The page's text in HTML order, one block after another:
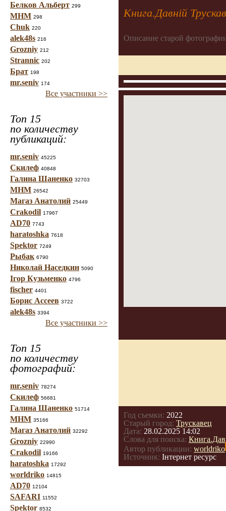
Белков Альберт 299
МНМ 298
Chuk 220
alek48s 216
Grozniy 212
Strannic 202
Брат 198
mr.seniv 174
Все участники >>
Топ 15
по количеству
публикаций:
mr.seniv 45225
Скилеф 40848
Галина Шаненко 32703
МНМ 26542
Магаз Анатолий 25449
Crakodil 17967
AD70 7743
haratoshka 7618
Spektor 7249
Рыбак 6790
Николай Наседкин 5090
Ігор Кузьменко 4796
fischer 4401
Борис Ассеев 3722
alek48s 3394
Все участники >>
Топ 15
по количеству
фотографий:
mr.seniv 78274
Скилеф 56681
Галина Шаненко 51714
МНМ 35166
Магаз Анатолий 32292
Grozniy 22990
Crakodil 19166
haratoshka 17292
worldriko 14815
AD70 12104
SAFARI 11552
Spektor 8532
Книга.Давній
Описание старой
Год съемки: 2022
Старый город: Трускавец
Дата: 28.02.2025 14:02
Слова для поиска:
Автор публикации: worldriko
Источник: Інтернет ресурс